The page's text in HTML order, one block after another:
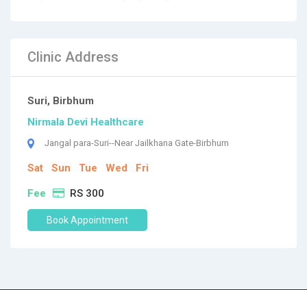
Clinic Address
Suri, Birbhum
Nirmala Devi Healthcare
Jangal para-Suri--Near Jailkhana Gate-Birbhum
Sat Sun Tue Wed Fri
Fee RS 300
Book Appointment